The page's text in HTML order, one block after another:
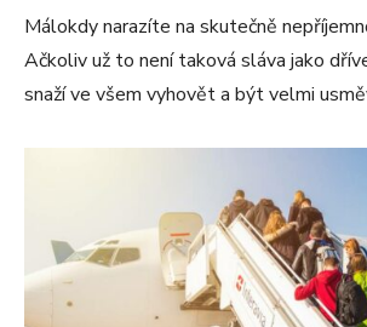
Málokdy narazíte na skutečně
Ačkoliv už to není taková sláva jako
snaží ve všem vyhovět a být velmi